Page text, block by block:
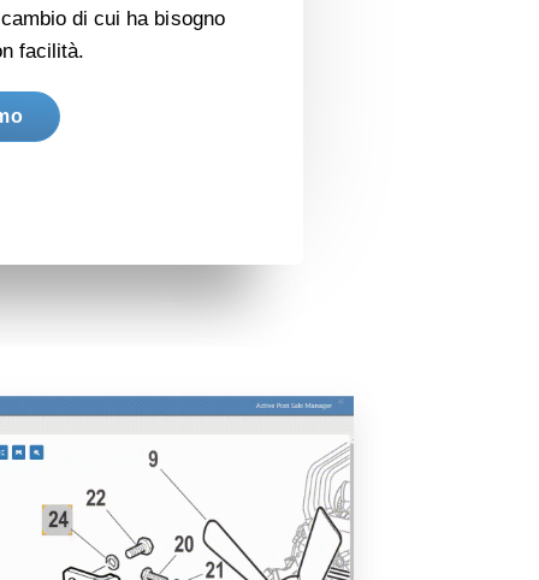
di cui ha bisogno
facilità.